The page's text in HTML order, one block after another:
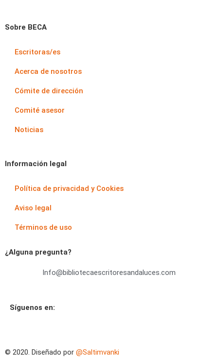
Sobre BECA
Escritoras/es
Acerca de nosotros
Cómite de dirección
Comité asesor
Noticias
Información legal
Política de privacidad y Cookies
Aviso legal
Términos de uso
¿Alguna pregunta?
Info@bibliotecaescritoresandaluces.com
© 2020. Diseñado por @Saltimvanki
Síguenos en: